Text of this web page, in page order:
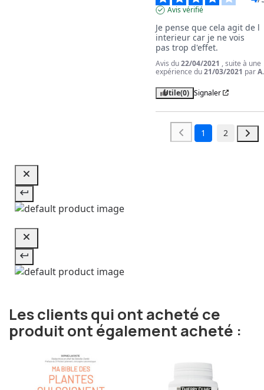
Avis vérifié
Je pense que cela agit de l
interieur car je ne vois
pas trop d'effet.
Avis du22/04/2021 , suite à une
expérience du21/03/2021 par
Utile(0) Signaler
1 2
Les clients qui ont acheté ce
produit ont également acheté :